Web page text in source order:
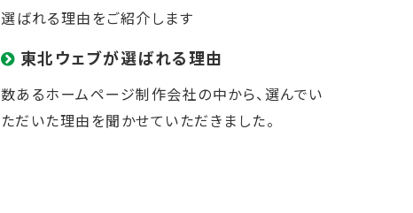
東北ウェブが選ばれる理由
数あるホームページ制作会社の中から、選んでい
ただいた理由を聞かせていただきました。